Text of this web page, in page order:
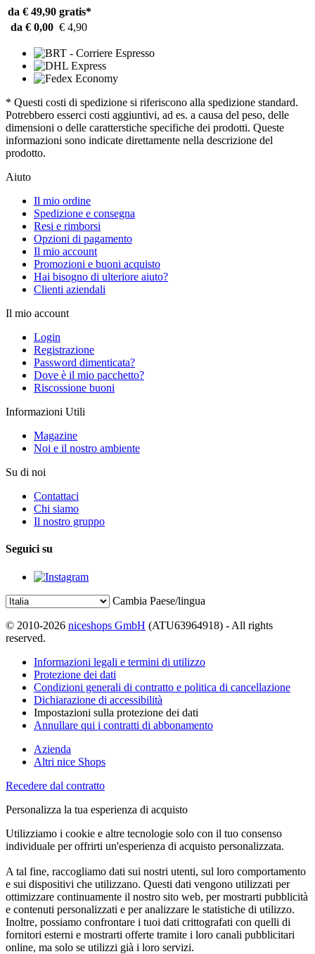
da € 49,90 gratis*
da € 0,00 € 4,90
* Questi costi di spedizione si riferiscono alla spedizione standard.
Potrebbero esserci costi aggiuntivi, ad es. a causa del peso, delle
dimensioni o delle caratterstiche specifiche dei prodotti. Queste
informazioni sono indicate direttamente nella descrizione del
prodotto.
Aiuto
Il mio ordine
Spedizione e consegna
Resi e rimborsi
Opzioni di pagamento
Il mio account
Promozioni e buoni acquisto
Hai bisogno di ulteriore aiuto?
Clienti aziendali
Il mio account
Login
Registrazione
Password dimenticata?
Dove è il mio pacchetto?
Riscossione buoni
Informazioni Utili
Magazine
Noi e il nostro ambiente
Su di noi
Contattaci
Chi siamo
Il nostro gruppo
Seguici su
Cambia Paese/lingua
© 2010-2026 niceshops GmbH (ATU63964918) - All rights
reserved.
Informazioni legali e termini di utilizzo
Protezione dei dati
Condizioni generali di contratto e politica di cancellazione
Dichiarazione di accessibilità
Impostazioni sulla protezione dei dati
Annullare qui i contratti di abbonamento
Azienda
Altri nice Shops
Recedere dal contratto
Personalizza la tua esperienza di acquisto
Utilizziamo i cookie e altre tecnologie solo con il tuo consenso
individuale per offrirti un'esperienza di acquisto personalizzata.
A tal fine, raccogliamo dati sui nostri utenti, sul loro comportamento
e sui dispositivi che utilizzano. Questi dati vengono utilizzati per
ottimizzare continuamente il nostro sito web, per mostrarti pubblicità
e contenuti personalizzati e per analizzare le statistiche di utilizzo.
Inoltre, possiamo confrontare i tuoi dati crittografati con quelli di
fornitori esterni e mostrarti offerte tramite i loro canali pubblicitari
online, ma solo se utilizzi già i loro servizi.